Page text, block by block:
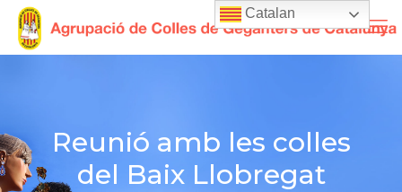
Reunió amb les colles
del Baix Llobregat
Catalan